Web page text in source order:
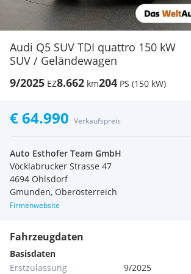
Audi Q5 SUV TDI quattro 150 kW
SUV / Geländewagen
9/2025 EZ8.662 km204 PS (150 kW)
€ 64.990 Verkaufspreis
Auto Esthofer Team GmbH
Vöcklabrucker Strasse 47
4694 Ohlsdorf
Gmunden, Oberösterreich
Firmenwebsite
Fahrzeugdaten
Basisdaten
Erstzulassung
9/2025